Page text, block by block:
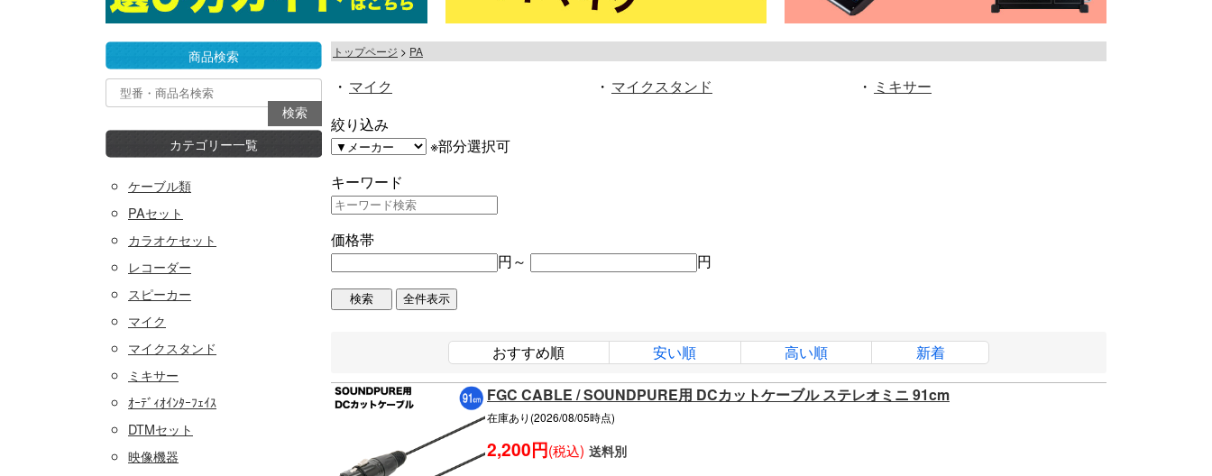
トップページ PA
・ マイク ・ マイクスタンド ・ ミキサー
絞り込み
※部分選択可
キーワード
価格帯
円～
円
おすすめ順 安い順 高い順 新着
FGC CABLE / SOUNDPURE用 DCカットケーブル ステレオミニ 91cm
在庫あり(2026/08/05時点)
2,200円(税込) 送料別
商品検索
カテゴリー一覧
ケーブル類
PAセット
カラオケセット
レコーダー
スピーカー
マイク
マイクスタンド
ミキサー
ｵｰﾃﾞｨｵｲﾝﾀｰﾌｪｲｽ
DTMセット
映像機器